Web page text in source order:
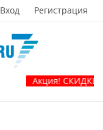
Вход Регистрация
Акция! СКИДКИ!